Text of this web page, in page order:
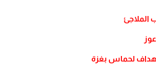
الملاجئ
لحماس بغزة